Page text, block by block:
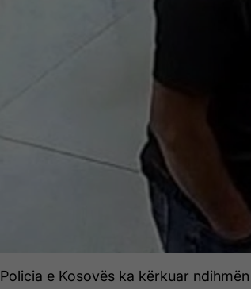
Policia e Kosovës ka kërkuar